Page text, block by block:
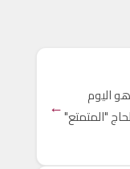
اليوم
"المتمتع"
فيغتسل
←